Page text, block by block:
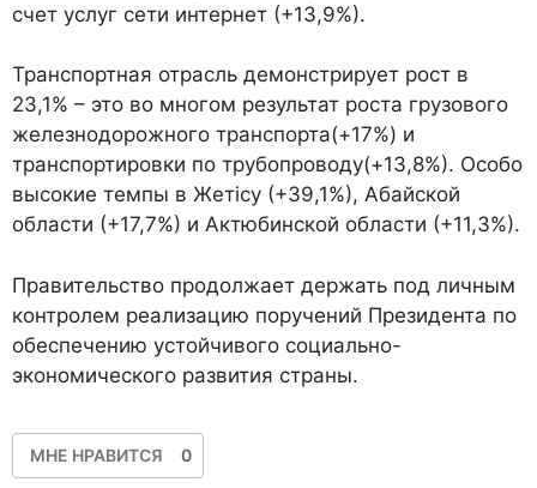
счет услуг сети интернет (+13,9%).
Транспортная отрасль демонстрирует рост в
23,1% – это во многом результат роста грузового
железнодорожного транспорта(+17%) и
транспортировки по трубопроводу(+13,8%). Особо
высокие темпы в Жетісу (+39,1%), Абайской
области (+17,7%) и Актюбинской области (+11,3%).
Правительство продолжает держать под личным
контролем реализацию поручений Президента по
обеспечению устойчивого социально-
экономического развития страны.
МНЕ НРАВИТСЯ 0